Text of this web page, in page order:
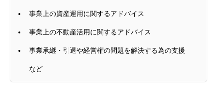
事業上の資産運用に関するアドバイス
事業上の不動産活用に関するアドバイス
事業承継・引退や経営権の問題を解決する為の支援
など